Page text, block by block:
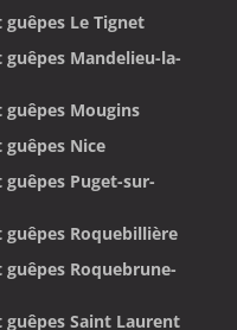
Le Tignet
Mandelieu-la-
Mougins
Nice
Puget-sur-
Roquebillière
Roquebrune-
Saint Laurent